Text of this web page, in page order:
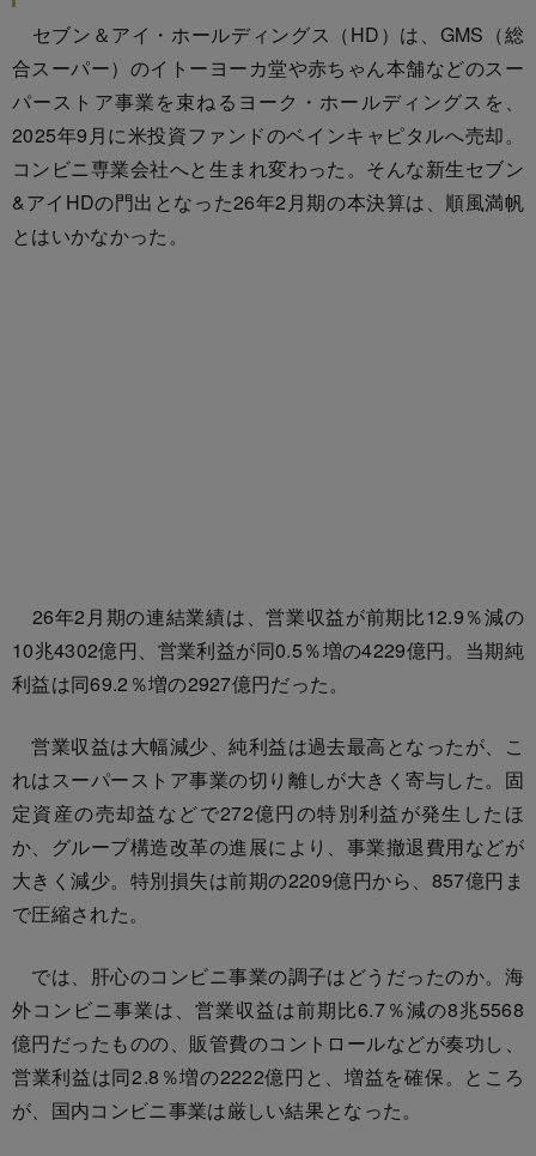
セブン＆アイ・ホールディングス（HD）は、GMS（総
合スーパー）のイトーヨーカ堂や赤ちゃん本舗などのスー
パーストア事業を束ねるヨーク・ホールディングスを、
2025年9月に米投資ファンドのベインキャピタルへ売却。
コンビニ専業会社へと生まれ変わった。そんな新生セブン
&アイHDの門出となった26年2月期の本決算は、順風満帆
とはいかなかった。
26年2月期の連結業績は、営業収益が前期比12.9％減の
10兆4302億円、営業利益が同0.5％増の4229億円。当期純
利益は同69.2％増の2927億円だった。
営業収益は大幅減少、純利益は過去最高となったが、こ
れはスーパーストア事業の切り離しが大きく寄与した。固
定資産の売却益などで272億円の特別利益が発生したほ
か、グループ構造改革の進展により、事業撤退費用などが
大きく減少。特別損失は前期の2209億円から、857億円ま
で圧縮された。
では、肝心のコンビニ事業の調子はどうだったのか。海
外コンビニ事業は、営業収益は前期比6.7％減の8兆5568
億円だったものの、販管費のコントロールなどが奏功し、
営業利益は同2.8％増の2222億円と、増益を確保。ところ
が、国内コンビニ事業は厳しい結果となった。